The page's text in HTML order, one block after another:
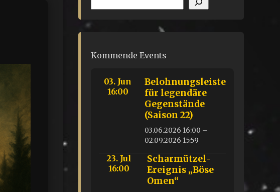
Kommende Events
03. Jun
16:00
Belohnungsleiste
für legendäre
Gegenstände
(Saison 22)
03.06.2026 16:00 –
02.09.2026 15:59
23. Jul
16:00
Scharmützel-
Ereignis „Böse
Omen“